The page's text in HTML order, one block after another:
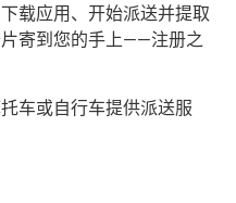
载应用、开始派送并提取
寄到您的手上——注册之
车或自行车提供派送服